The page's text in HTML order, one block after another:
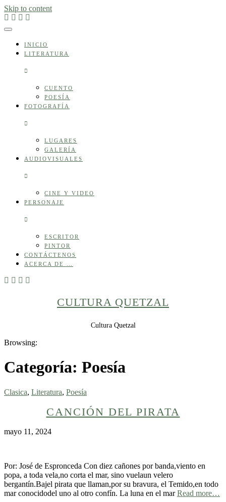
Skip to content
INICIO
LITERATURA
CUENTO
POESÍA
FOTOGRAFÍA
LUGARES
GALERÍA
AUDIOVISUALES
CINE Y VIDEO
PERSONAJE
ESCRITOR
PINTOR
CONTÁCTENOS
ACERCA DE …
CULTURA QUETZAL
Cultura Quetzal
Browsing:
Categoría: Poesía
Clasica, Literatura, Poesía
CANCIÓN DEL PIRATA
mayo 11, 2024
Por: José de Espronceda Con diez cañones por banda,viento en
popa, a toda vela,no corta el mar, sino vuelaun velero
bergantín.Bajel pirata que llaman,por su bravura, el Temido,en todo
mar conocidodel uno al otro confín. La luna en el marRead more…